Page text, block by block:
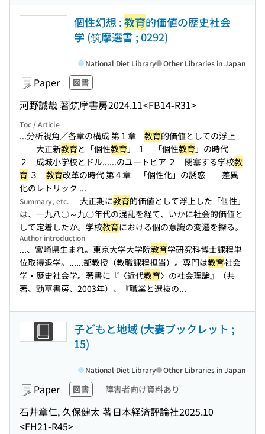
個性幻想 :教育的価値の歴史社会
学 (筑摩選書 ; 0292)
Paper 図書
河野誠哉 著筑摩書房2024.11<FB14-R31>
National Diet Library Other Libraries in Japan
Toc / Article
...分析視角／各章の構成 第１章 教育的価値としての浮上
――大正新教育と「個性教育」 １ 「個性教育」の時代
２ 成城小学校とドル......のユートピア ２ 閉塞する学校教
育 ３ 教育改革の時代 第４章 「個性化」の誘惑――差異
化のレトリック ...
Summary, etc. 大正期に教育的価値として浮上した「個性」
は、一九八〇～九〇年代の混乱を経て、いかに社会的価値と
して定着したか。学校教育における個の意識の変遷を探る。
Author introduction
...、宮崎県生まれ。東京大学大学院教育学研究科博士課程単
位取得退学。......部教授（教職課程担当）。専門は教育社会
学・歴史社会学。著書に『〈近代教育〉の社会理論』（共
著、勁草書房、2003年）、『職業と選抜の...
子どもと地域 (大妻ブックレット ;
15)
Paper 図書 障害者向け資料あり
石井章仁, 久保健太 著日本経済評論社2025.10
<FH21-R45>
National Diet Library Other Libraries in Japan